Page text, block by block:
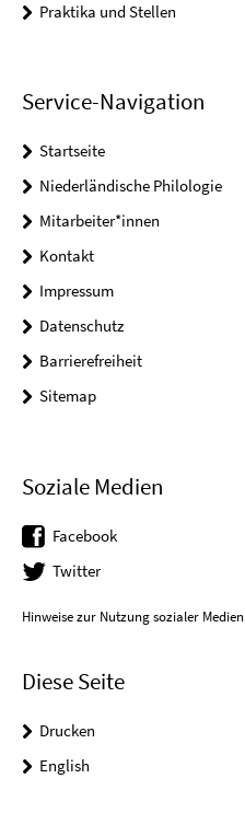
Praktika und Stellen
Service-Navigation
Startseite
Niederländische Philologie
Mitarbeiter*innen
Kontakt
Impressum
Datenschutz
Barrierefreiheit
Sitemap
Soziale Medien
Facebook
Twitter
Hinweise zur Nutzung sozialer Medien
Diese Seite
Drucken
English